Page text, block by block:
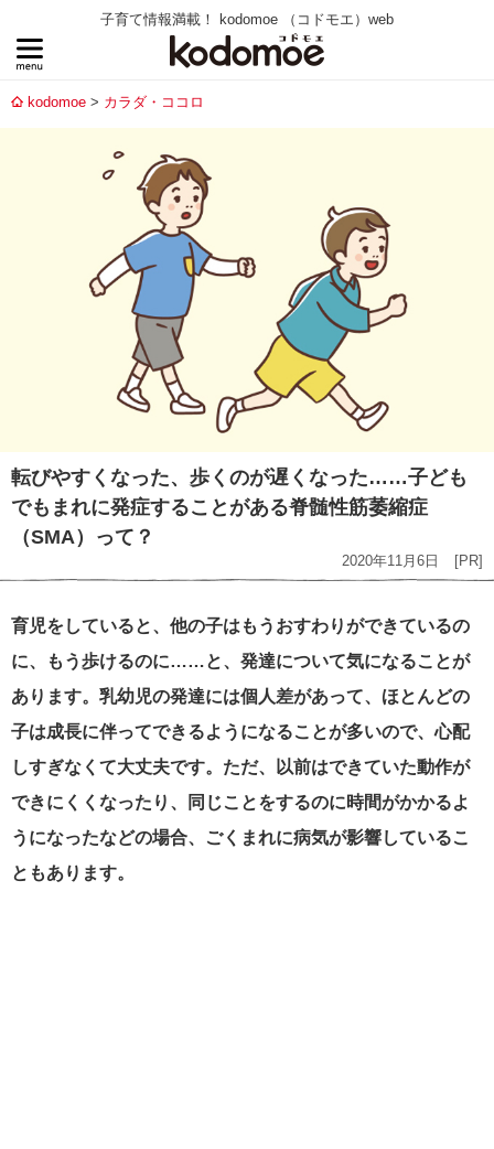
子育て情報満載！ kodomoe （コドモエ）web
kodomoe カラダ・ココロ
転びやすくなった、歩くのが遅くなった……子ども
でもまれに発症することがある脊髄性筋萎縮症
（SMA）って？
2020年11月6日 [PR]
育児をしていると、他の子はもうおすわりができているの
に、もう歩けるのに……と、発達について気になることが
あります。乳幼児の発達には個人差があって、ほとんどの
子は成長に伴ってできるようになることが多いので、心配
しすぎなくて大丈夫です。ただ、以前はできていた動作が
できにくくなったり、同じことをするのに時間がかかるよ
うになったなどの場合、ごくまれに病気が影響しているこ
ともあります。